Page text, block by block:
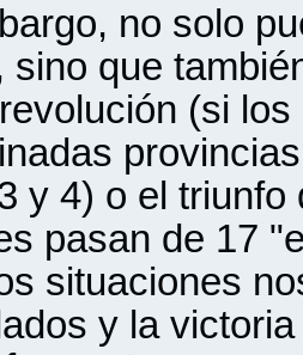
no solo
sino que
(si
y 4) o el
pasan de 17
situaciones
y la